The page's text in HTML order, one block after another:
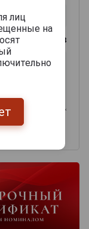
2000 знаков
лиц
на